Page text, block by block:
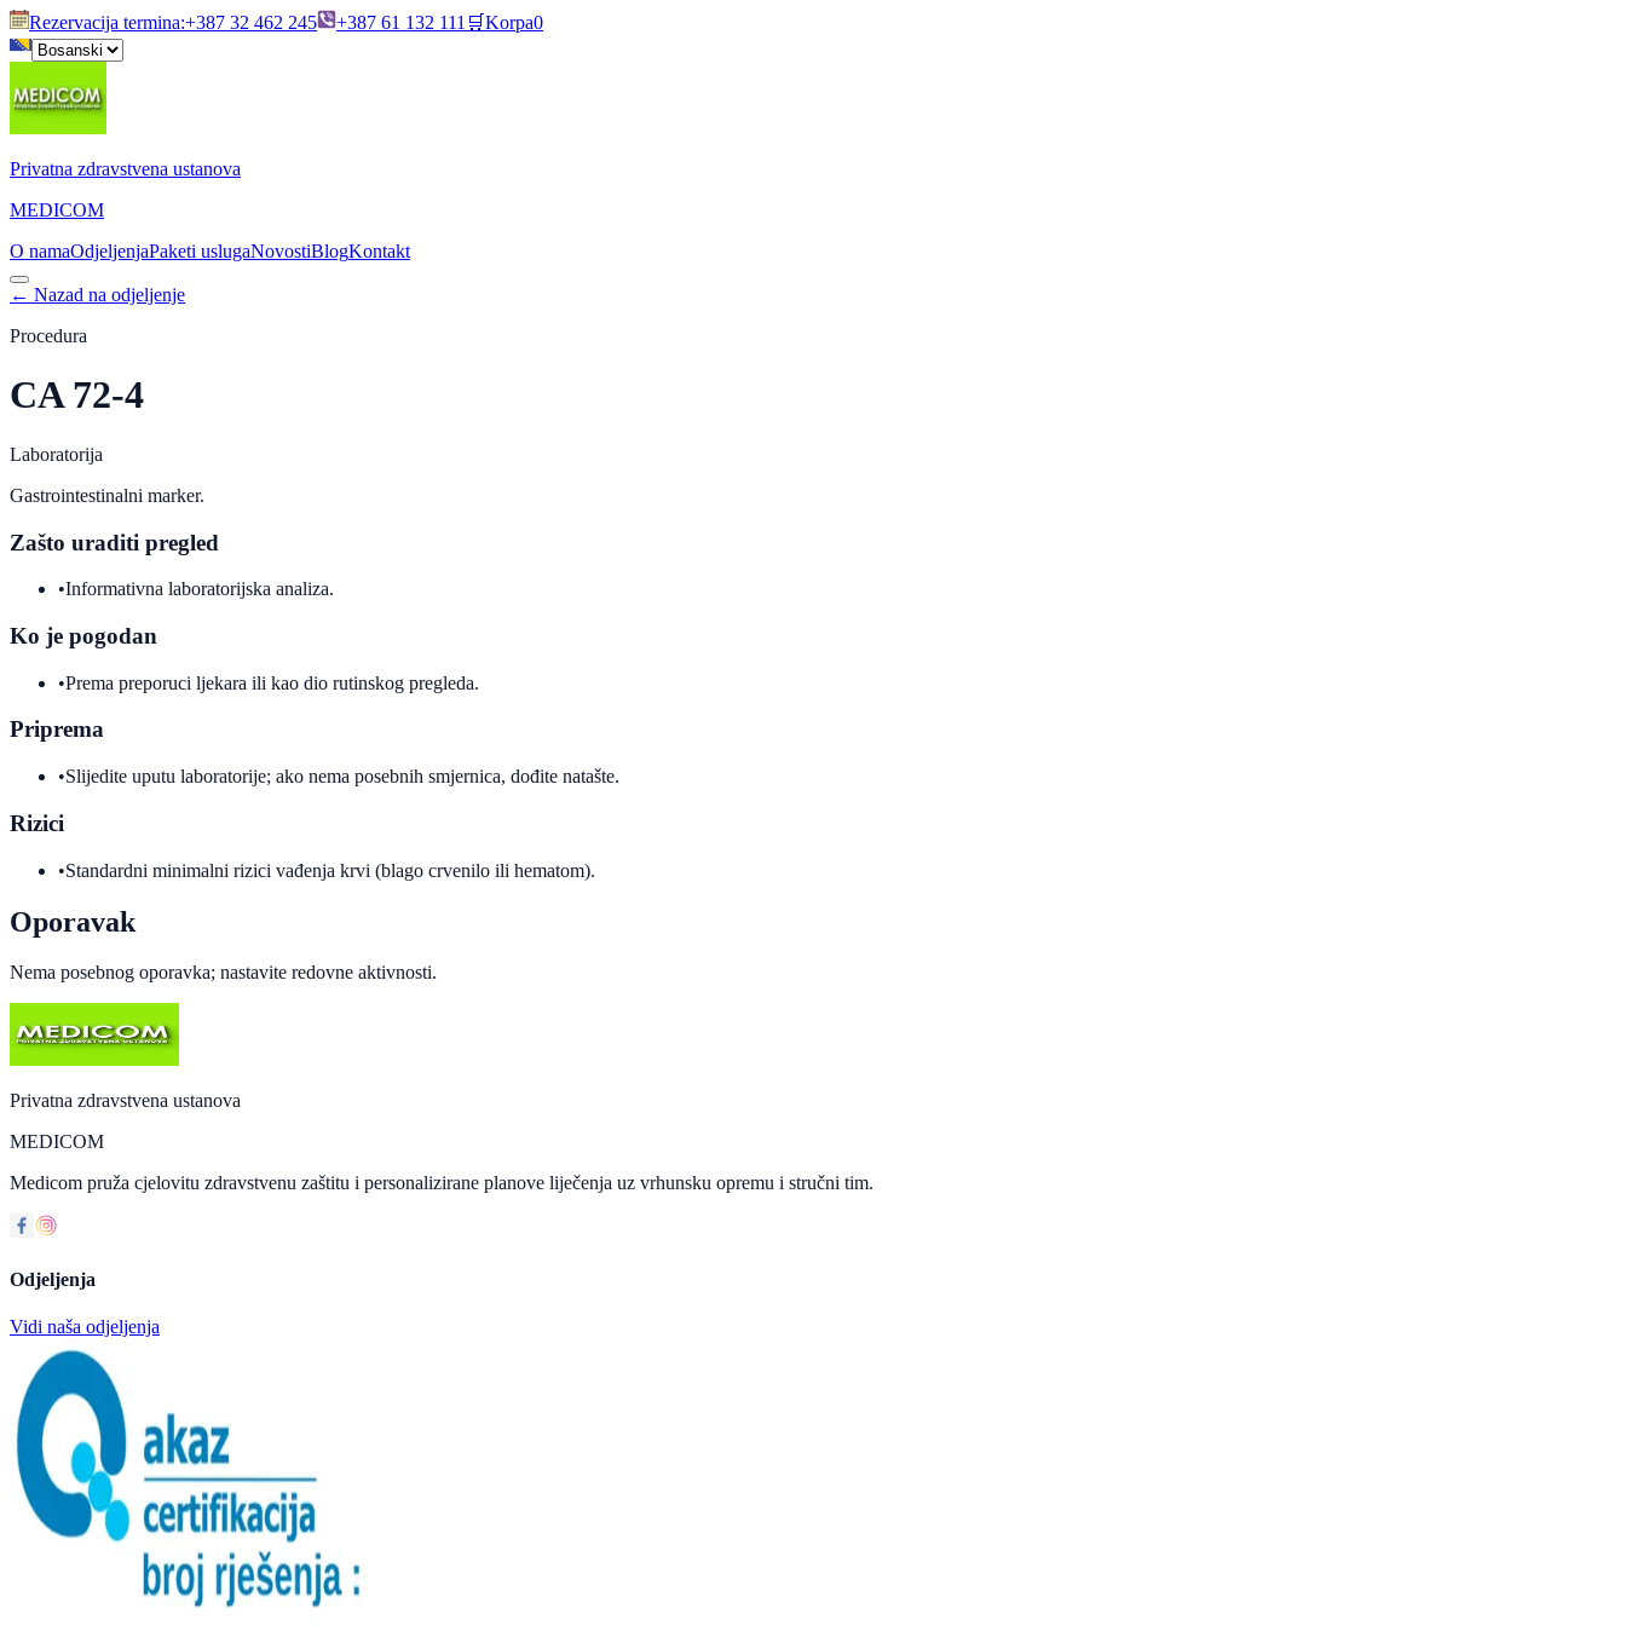
Rezervacija termina:+387 32 462 245 +387 61 132 111 🛒Korpa0
Privatna zdravstvena ustanova
MEDICOM
O namaOdjeljenjaPaketi uslugaNovostiBlogKontakt
← Nazad na odjeljenje
Procedura
CA 72-4
Laboratorija
Gastrointestinalni marker.
Zašto uraditi pregled
•Informativna laboratorijska analiza.
Ko je pogodan
•Prema preporuci ljekara ili kao dio rutinskog pregleda.
Priprema
•Slijedite uputu laboratorije; ako nema posebnih smjernica, dođite natašte.
Rizici
•Standardni minimalni rizici vađenja krvi (blago crvenilo ili hematom).
Oporavak
Nema posebnog oporavka; nastavite redovne aktivnosti.
Privatna zdravstvena ustanova
MEDICOM
Medicom pruža cjelovitu zdravstvenu zaštitu i personalizirane planove liječenja uz vrhunsku opremu i stručni tim.
Odjeljenja
Vidi naša odjeljenja